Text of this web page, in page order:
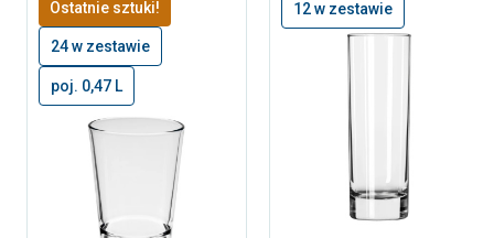
Ostatnie sztuki!
24 w zestawie
poj. 0,47 L
12 w zestawie